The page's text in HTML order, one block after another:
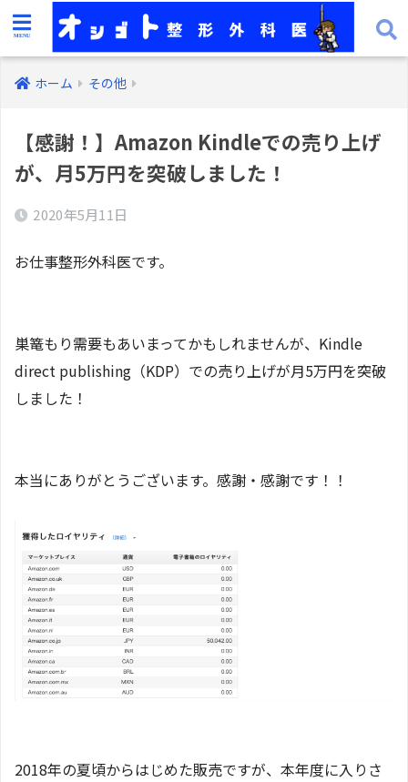
ホーム その他
【感謝！】Amazon Kindleでの売り上げ
が、月5万円を突破しました！
2020年5月11日
お仕事整形外科医です。
巣篭もり需要もあいまってかもしれませんが、Kindle
direct publishing（KDP）での売り上げが月5万円を突破
しました！
本当にありがとうございます。感謝・感謝です！！
2018年の夏頃からはじめた販売ですが、本年度に入りさ